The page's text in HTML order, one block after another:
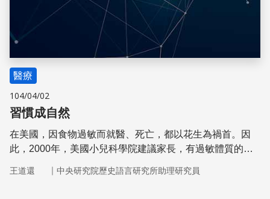
醫療
104/04/02
習慣成自然
在美國，因食物過敏而就醫、死亡，都以花生為禍首。因
此，2000年，美國小兒科學院建議家長，有過敏體質的嬰
就撤消了。
王道還 ｜ 中央研究院歷史語言研究所助理研究員